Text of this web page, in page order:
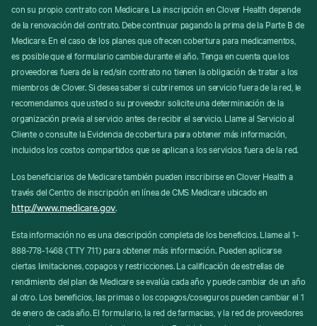
con su propio contrato con Medicare. La inscripción en Clover Health depende
de la renovación del contrato. Debe continuar pagando la prima de la Parte B de
Medicare. En el caso de los planes que ofrecen cobertura para medicamentos,
es posible que el formulario cambie durante el año. Tenga en cuenta que los
proveedores fuera de la red/sin contrato no tienen la obligación de tratar a los
miembros de Clover. Si desea saber si cubriremos un servicio fuera de la red, le
recomendamos que usted o su proveedor solicite una determinación de la
organización previa al servicio antes de recibir el servicio. Llame al Servicio al
Cliente o consulte la Evidencia de cobertura para obtener más información,
incluidos los costos compartidos que se aplican a los servicios fuera de la red.
Los beneficiarios de Medicare también pueden inscribirse en Clover Health a
través del Centro de inscripción en línea de CMS Medicare ubicado en
http://www.medicare.gov.
Esta información no es una descripción completa de los beneficios. Llame al 1-
888-778-1468 (TTY 711) para obtener más información. Pueden aplicarse
ciertas limitaciones, copagos y restricciones. La calificación de estrellas de
rendimiento del plan de Medicare se evalúa cada año y puede cambiar de un año
al otro. Los beneficios, las primas o los copagos/coseguros pueden cambiar el 1
de enero de cada año. El formulario, la red de farmacias, y la red de proveedores